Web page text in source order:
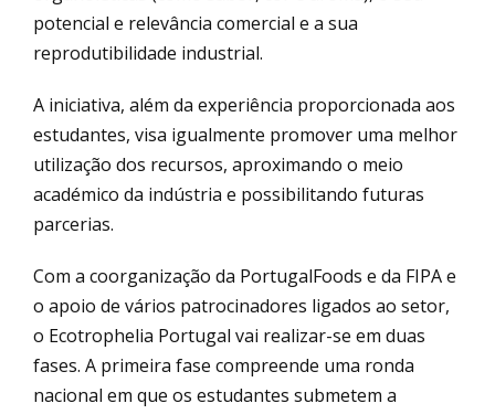
potencial e relevância comercial e a sua
reprodutibilidade industrial.
A iniciativa, além da experiência proporcionada aos
estudantes, visa igualmente promover uma melhor
utilização dos recursos, aproximando o meio
académico da indústria e possibilitando futuras
parcerias.
Com a coorganização da PortugalFoods e da FIPA e
o apoio de vários patrocinadores ligados ao setor,
o Ecotrophelia Portugal vai realizar-se em duas
fases. A primeira fase compreende uma ronda
nacional em que os estudantes submetem a